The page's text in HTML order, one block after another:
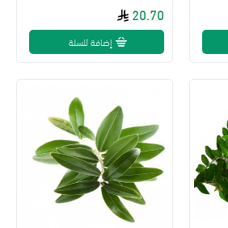
20.70
إضافة للسلة